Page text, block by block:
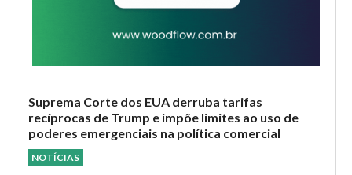
Suprema Corte dos EUA derruba tarifas
recíprocas de Trump e impõe limites ao uso de
poderes emergenciais na política comercial
NOTÍCIAS